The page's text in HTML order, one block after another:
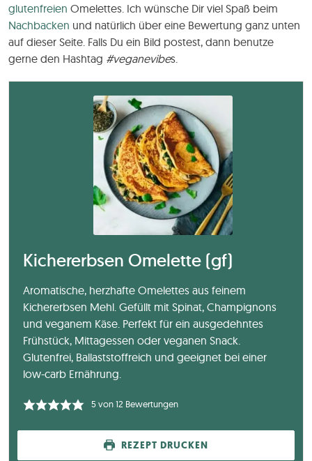
glutenfreien Omelettes. Ich wünsche Dir viel Spaß beim
Nachbacken und natürlich über eine Bewertung ganz unten
auf dieser Seite. Falls Du ein Bild postest, dann benutze
gerne den Hashtag #veganevibes.
Kichererbsen Omelette (gf)
Aromatische, herzhafte Omelettes aus feinem
Kichererbsen Mehl. Gefüllt mit Spinat, Champignons
und veganem Käse. Perfekt für ein ausgedehntes
Frühstück, Mittagessen oder veganen Snack.
Glutenfrei, Ballaststoffreich und geeignet bei einer
low-carb Ernährung.
5von12 Bewertungen
REZEPT DRUCKEN